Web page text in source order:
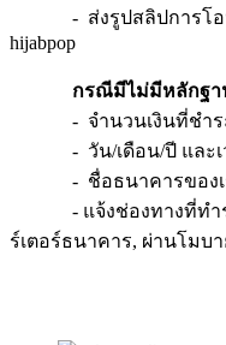
- ส่งรูปสลิปการโอนเ
hijabpop
กรณีมีไม่มีหลักฐา
- จำนวนเงินที่ชำร
- วัน/เดือน/ปี และเว
- ชื่อธนาคารของเรา
- แจ้งช่องทางที่ทำรา
ร์เตอร์ธนาคาร, ผ่านโมบ